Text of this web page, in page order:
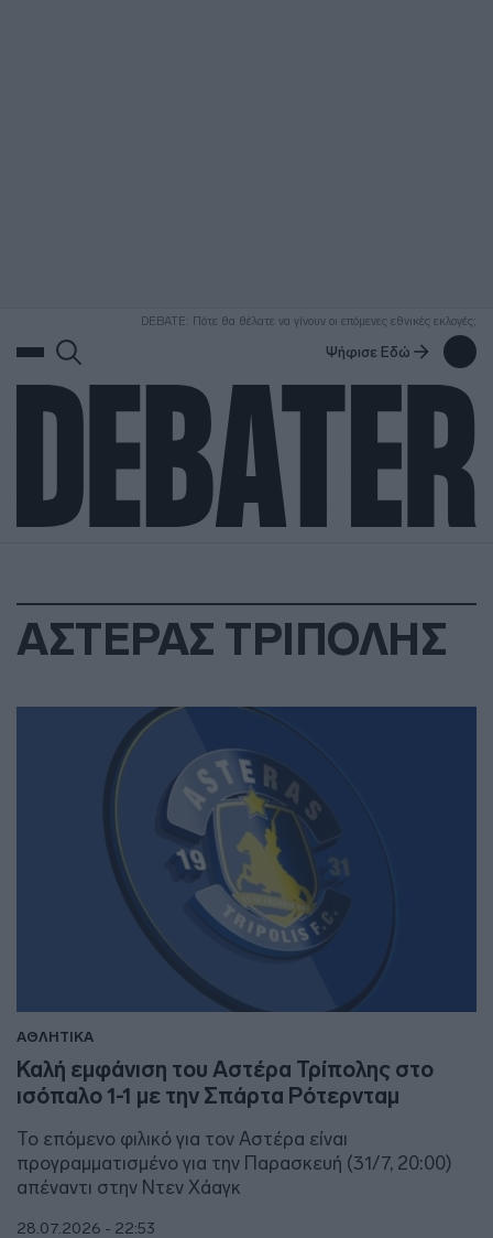
DEBATE: Πότε θα θέλατε να γίνουν οι επόμενες εθνικές εκλογές;
Ψήφισε Εδώ
ΑΣΤΕΡΑΣ ΤΡΙΠΟΛΗΣ
ΑΘΛΗΤΙΚΑ
Καλή εμφάνιση του Αστέρα Τρίπολης στο
ισόπαλο 1-1 με την Σπάρτα Ρότερνταμ
Το επόμενο φιλικό για τον Αστέρα είναι
προγραμματισμένο για την Παρασκευή (31/7, 20:00)
απέναντι στην Ντεν Χάαγκ
28.07.2026 - 22:53